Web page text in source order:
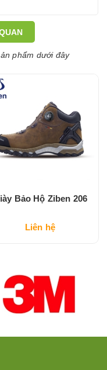
phẩm dưới đây
Bảo Hộ Ziben 206
Liên hệ